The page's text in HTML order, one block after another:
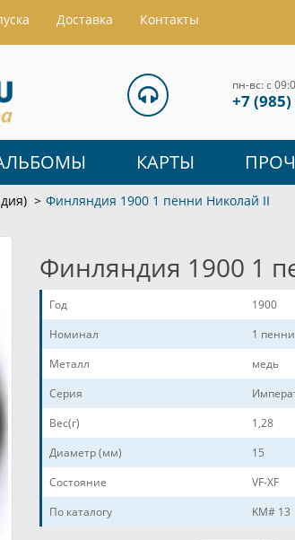
Доставка Контакты
пн-вс: с
+7
КАРТЫ
Финляндия 1900 1 пенни Николай II
Финляндия 1900 1
Год
1900
Номинал
1 пенни
Металл
медь
Серия
Вес(г)
1,28
Диаметр (мм)
15
Состояние
VF-XF
По каталогу
KM# 13